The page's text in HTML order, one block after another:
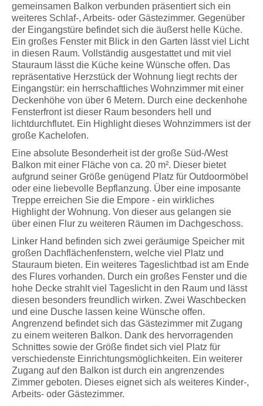
gemeinsamen Balkon verbunden präsentiert sich ein
weiteres Schlaf-, Arbeits- oder Gästezimmer. Gegenüber
der Eingangstüre befindet sich die äußerst helle Küche.
Ein großes Fenster mit Blick in den Garten lässt viel Licht
in diesen Raum. Vollständig ausgestattet und mit viel
Stauraum lässt die Küche keine Wünsche offen. Das
repräsentative Herzstück der Wohnung liegt rechts der
Eingangstür: ein herrschaftliches Wohnzimmer mit einer
Deckenhöhe von über 6 Metern. Durch eine deckenhohe
Fensterfront ist dieser Raum besonders hell und
lichtdurchflutet. Ein Highlight dieses Wohnzimmers ist der
große Kachelofen.
Eine absolute Besonderheit ist der große Süd-/West
Balkon mit einer Fläche von ca. 20 m². Dieser bietet
aufgrund seiner Größe genügend Platz für Outdoormöbel
oder eine liebevolle Bepflanzung. Über eine imposante
Treppe erreichen Sie die Empore - ein wirkliches
Highlight der Wohnung. Von dieser aus gelangen sie
über einen Flur zu weiteren Räumen im Dachgeschoss.
Linker Hand befinden sich zwei geräumige Speicher mit
großen Dachflächenfenstern, welche viel Platz und
Stauraum bieten. Ein weiteres Tageslichtbad ist am Ende
des Flures vorhanden. Durch ein großes Fenster und die
hohe Decke strahlt viel Tageslicht in den Raum und lässt
diesen besonders freundlich wirken. Zwei Waschbecken
und eine Dusche lassen keine Wünsche offen.
Angrenzend befindet sich das Gästezimmer mit Zugang
zu einem weiteren Balkon. Dank des hervorragenden
Schnittes sowie der Größe findet sich viel Platz für
verschiedenste Einrichtungsmöglichkeiten. Ein weiterer
Zugang auf den Balkon ist durch ein angrenzendes
Zimmer geboten. Dieses eignet sich als weiteres Kinder-,
Arbeits- oder Gästezimmer.